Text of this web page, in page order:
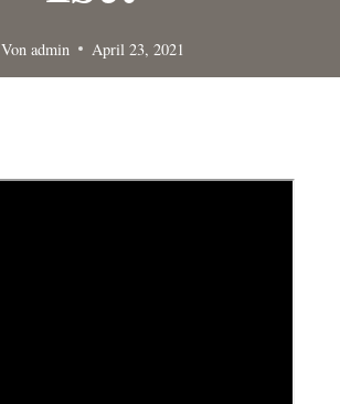
Von admin April 23, 2021